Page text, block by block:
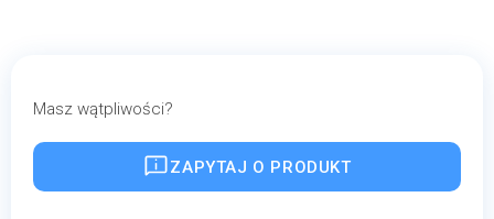
Masz wątpliwości?
ZAPYTAJ O PRODUKT